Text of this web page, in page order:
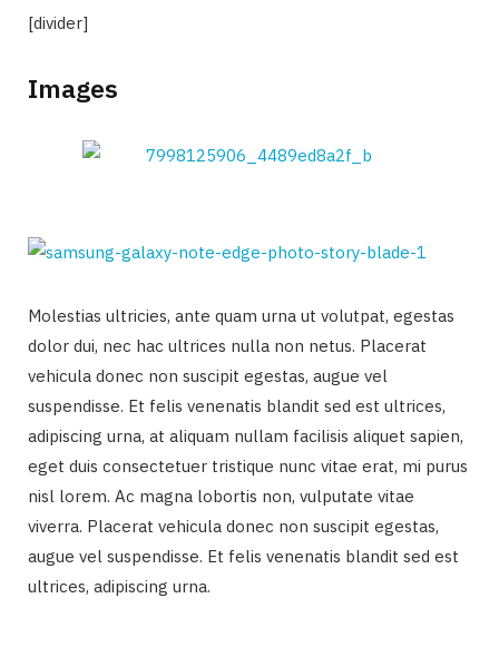
[divider]
Images
Molestias ultricies, ante quam urna ut volutpat, egestas
dolor dui, nec hac ultrices nulla non netus. Placerat
vehicula donec non suscipit egestas, augue vel
suspendisse. Et felis venenatis blandit sed est ultrices,
adipiscing urna, at aliquam nullam facilisis aliquet sapien,
eget duis consectetuer tristique nunc vitae erat, mi purus
nisl lorem. Ac magna lobortis non, vulputate vitae
viverra. Placerat vehicula donec non suscipit egestas,
augue vel suspendisse. Et felis venenatis blandit sed est
ultrices, adipiscing urna.